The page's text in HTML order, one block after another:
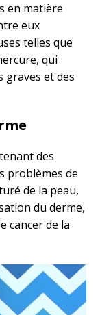
en matière
eux
telles que
qui
graves et des
des
problèmes de
de la peau,
du derme,
cancer de la